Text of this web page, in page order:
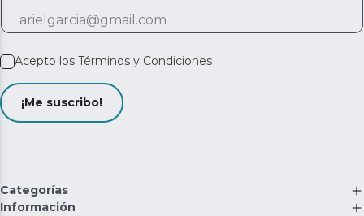
Acepto los Términos y Condiciones
¡Me suscribo!
Categorías
Información